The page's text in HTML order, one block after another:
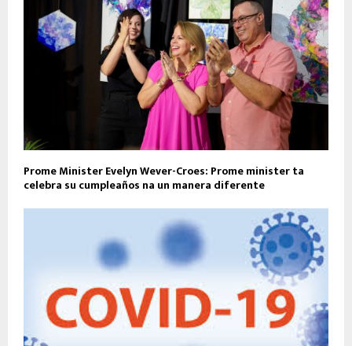
Prome Minister Evelyn Wever-Croes: Prome minister ta
celebra su cumpleaños na un manera diferente